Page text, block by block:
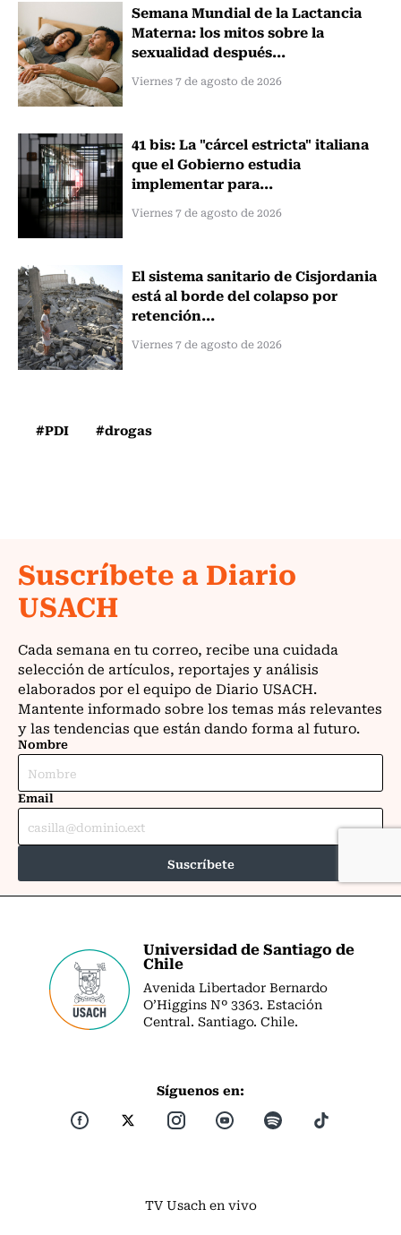
Semana Mundial de la Lactancia
Materna: los mitos sobre la
sexualidad después...
Viernes 7 de agosto de 2026
41 bis: La "cárcel estricta" italiana
que el Gobierno estudia
implementar para...
Viernes 7 de agosto de 2026
El sistema sanitario de Cisjordania
está al borde del colapso por
retención...
Viernes 7 de agosto de 2026
#PDI #drogas
Universidad de Santiago de
Chile
Avenida Libertador Bernardo
O’Higgins Nº 3363. Estación
Central. Santiago. Chile.
Síguenos en:
TV Usach en vivo